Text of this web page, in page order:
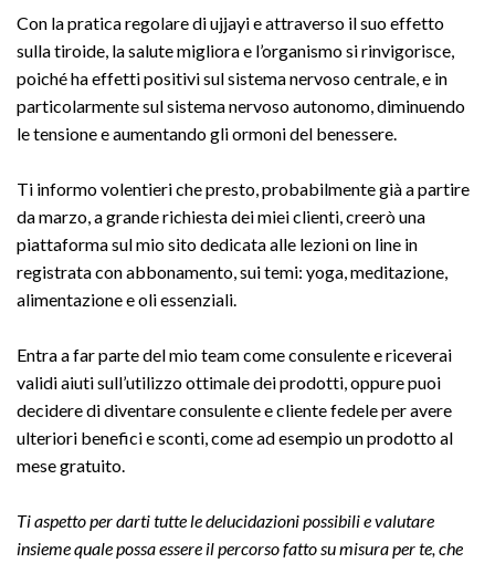
Con la pratica regolare di ujjayi e attraverso il suo effetto
sulla tiroide, la salute migliora e l’organismo si rinvigorisce,
poiché ha effetti positivi sul sistema nervoso centrale, e in
particolarmente sul sistema nervoso autonomo, diminuendo
le tensione e aumentando gli ormoni del benessere.
Ti informo volentieri che presto, probabilmente già a partire
da marzo, a grande richiesta dei miei clienti, creerò una
piattaforma sul mio sito dedicata alle lezioni on line in
registrata con abbonamento, sui temi: yoga, meditazione,
alimentazione e oli essenziali.
Entra a far parte del mio team come consulente e riceverai
validi aiuti sull’utilizzo ottimale dei prodotti, oppure puoi
decidere di diventare consulente e cliente fedele per avere
ulteriori benefici e sconti, come ad esempio un prodotto al
mese gratuito.
Ti aspetto per darti tutte le delucidazioni possibili e valutare
insieme quale possa essere il percorso fatto su misura per te, che